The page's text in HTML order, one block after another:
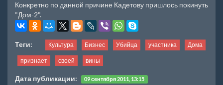
Конкретно по данной причине Кадетову пришлось покинуть
"Дом-2".
Теги: Культура Бизнес Убийца участника Дома
признает своей вины
Дата публикации: 09 сентября 2011, 13:15